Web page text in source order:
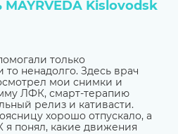
MAYRVEDA Kislovodsk
только
ненадолго. Здесь врач
мои снимки и
ЛФК, смарт-терапию
релиз и кативасти.
хорошо отпускало, а
я понял, какие движения